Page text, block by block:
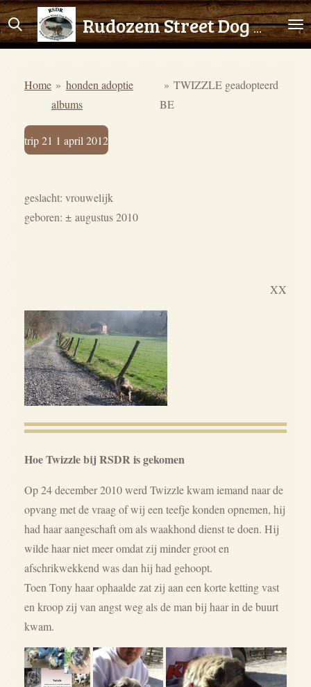
Ga
direct
hoofdinhoud
Rudozem Street Dog Rescue
Home » honden adoptie
albums
» TWIZZLE geadopteerd
BE
trip 21 1 april 2012
geslacht: vrouwelijk
geboren: ± augustus 2010
XX
Hoe Twizzle bij RSDR is gekomen
Op 24 december 2010 werd Twizzle kwam iemand naar de
opvang met de vraag of wij een teefje konden opnemen, hij
had haar aangeschaft om als waakhond dienst te doen. Hij
wilde haar niet meer omdat zij minder groot en
afschrikwekkend was dan hij had gehoopt.
Toen Tony haar ophaalde zat zij aan een korte ketting vast
en kroop zij van angst weg als de man bij haar in de buurt
kwam.